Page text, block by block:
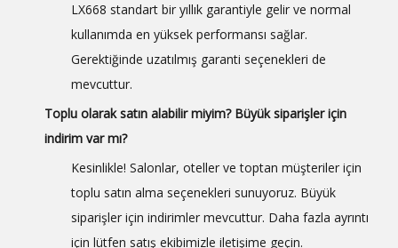
LX668 standart bir yıllık garantiyle gelir ve normal
kullanımda en yüksek performansı sağlar.
Gerektiğinde uzatılmış garanti seçenekleri de
mevcuttur.
Toplu olarak satın alabilir miyim? Büyük siparişler için
indirim var mı?
Kesinlikle! Salonlar, oteller ve toptan müşteriler için
toplu satın alma seçenekleri sunuyoruz. Büyük
siparişler için indirimler mevcuttur. Daha fazla ayrıntı
için lütfen satış ekibimizle iletişime geçin.